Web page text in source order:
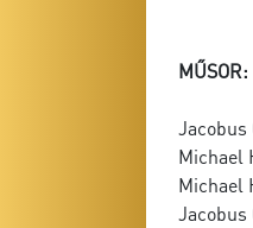
MŰSOR:
Jacobus
Michael
Michael